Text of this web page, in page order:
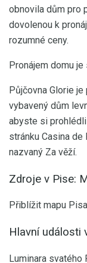
obnovila dům pro
dovolenou k
rozumné ceny.
Pronájem domu
Půjčovna Glorie
vybavený dům
abyste si
stránku Casina de
nazvaný Za věží.
Zdroje v Pise:
Přiblížit mapu Pisa
Hlavní události
Luminara svatého